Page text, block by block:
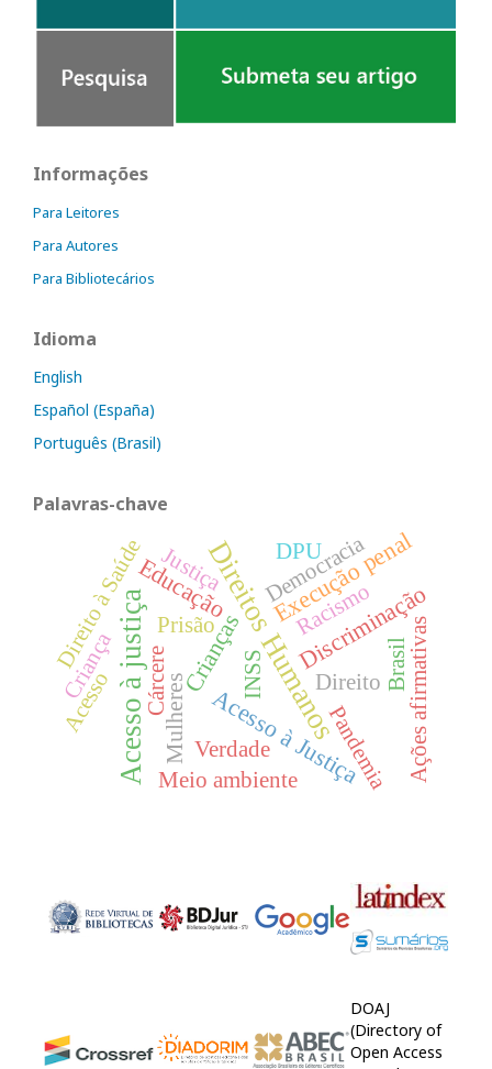
Informações
Para Leitores
Para Autores
Para Bibliotecários
Idioma
English
Español (España)
Português (Brasil)
Palavras-chave
Acesso à justiça Direitos Humanos
Mulheres
Execução penal
Crianças
Educação
Acesso à Justiça
Discriminação
Direito
Pandemia
Direito à Saúde Democracia
Meio ambiente
Verdade
DPU
Racismo
Prisão
INSS BrasilAções afirmativas
Criança
Acesso Cárcere
Justiça
DOAJ
(Directory of
Open Access